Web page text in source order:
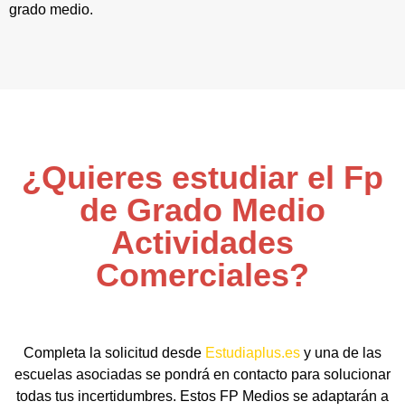
grado medio.
¿Quieres estudiar el Fp
de Grado Medio
Actividades
Comerciales?
Completa la solicitud desde Estudiaplus.es y una de las
escuelas asociadas se pondrá en contacto para solucionar
todas tus incertidumbres. Estos FP Medios se adaptarán a